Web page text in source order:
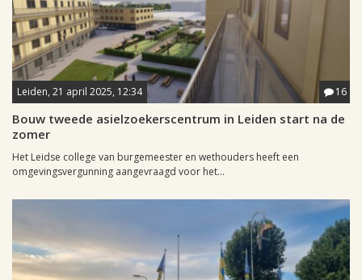
Leiden, 21 april 2025, 12:34 16
Bouw tweede asielzoekerscentrum in Leiden start na de
zomer
Het Leidse college van burgemeester en wethouders heeft een
omgevingsvergunning aangevraagd voor het...